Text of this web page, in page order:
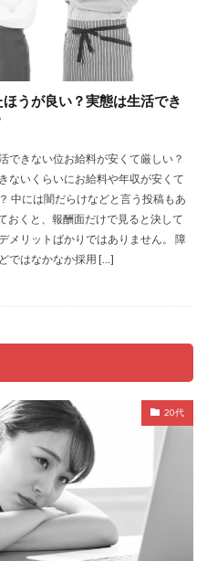
うが良い？実態は生活でき
できない位お給料が安くて厳しい？
ないくらいにお給料や年収が安くて
中には闇だらけなどと言う投稿もあ
おくと、報酬面だけで見ると決して
メリットばかりではありません。 障
ではなかなか採用 […]
20代